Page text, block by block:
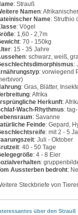
: Strauß
Namen:
Name: Struthio
: Vögel
: 1,60 - 2,7m
: 70 - 150kg
: 15 - 35 Jahre
: schwarz, weiß,
:
: vorwiegend
: Gras, Blätter,
: Afrika
Herkunft:
Wach-Rhythmus:
: Savanne
Feinde: Gepard,
: mit 2 - 5
: Juli - Oktober
: 40 - 50 Tage
: 4 - 8 Eier
:
Aussterben bedroht:
Steckbriefe von
über den Strauß